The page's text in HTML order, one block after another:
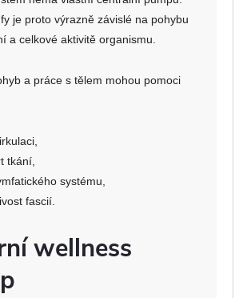
je proto výrazně závislé na pohybu
a celkové aktivitě organismu.
a práce s tělem mohou pomoci
tkání,
systému,
fascií.
wellness